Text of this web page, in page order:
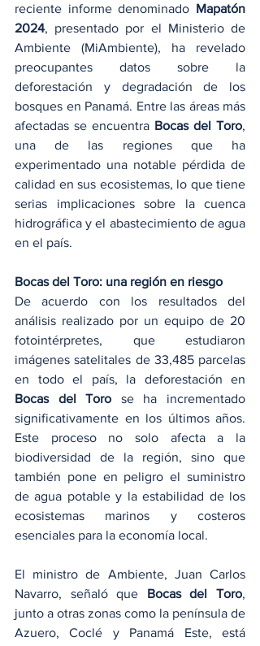
reciente informe denominado Mapatón
2024, presentado por el Ministerio de
Ambiente (MiAmbiente), ha revelado
preocupantes datos sobre la
deforestación y degradación de los
bosques en Panamá. Entre las áreas más
afectadas se encuentra Bocas del Toro,
una de las regiones que ha
experimentado una notable pérdida de
calidad en sus ecosistemas, lo que tiene
serias implicaciones sobre la cuenca
hidrográfica y el abastecimiento de agua
en el país.
Bocas del Toro: una región en riesgo
De acuerdo con los resultados del
análisis realizado por un equipo de 20
fotointérpretes, que estudiaron
imágenes satelitales de 33,485 parcelas
Bocas del Toro se ha incrementado
significativamente en los últimos años.
Este proceso no solo afecta a la
biodiversidad de la región, sino que
también pone en peligro el suministro
de agua potable y la estabilidad de los
ecosistemas marinos y costeros
esenciales para la economía local.
El ministro de Ambiente, Juan Carlos
Navarro, señaló que Bocas del Toro,
junto a otras zonas como la península de
Azuero, Coclé y Panamá Este, está